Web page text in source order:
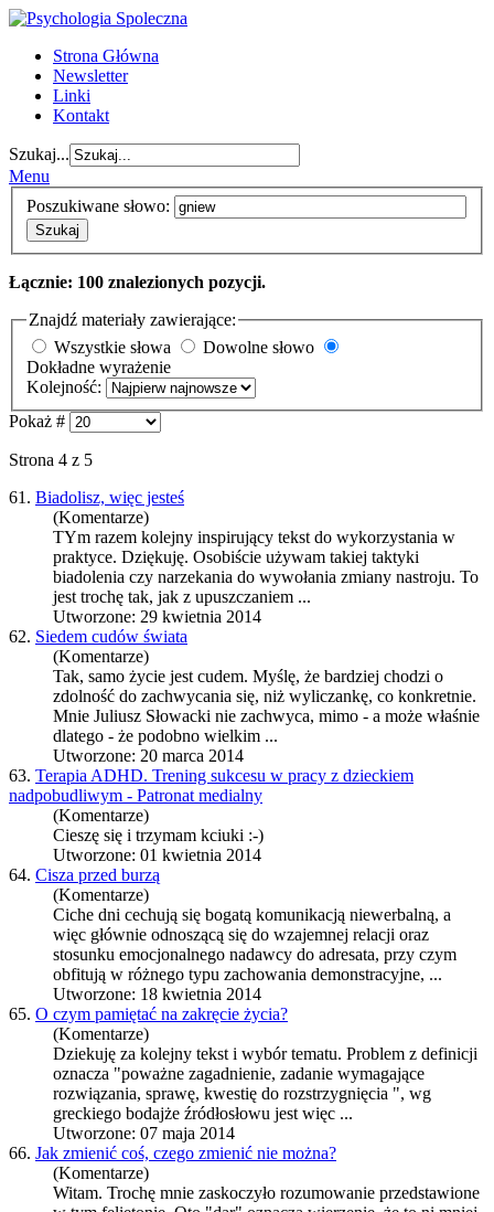
Strona Główna
Newsletter
Linki
Kontakt
Szukaj...
Menu
Poszukiwane słowo:
Szukaj
Łącznie: 100 znalezionych pozycji.
Znajdź materiały zawierające:
Wszystkie słowa
Dowolne słowo
Dokładne wyrażenie
Kolejność:
Pokaż #
Strona 4 z 5
61. Biadolisz, więc jesteś
(Komentarze)
TYm razem kolejny inspirujący tekst do wykorzystania w
praktyce. Dziękuję. Osobiście używam takiej taktyki
biadolenia czy narzekania do wywołania zmiany nastroju. To
jest trochę tak, jak z upuszczaniem ...
Utworzone: 29 kwietnia 2014
62. Siedem cudów świata
(Komentarze)
Tak, samo życie jest cudem. Myślę, że bardziej chodzi o
zdolność do zachwycania się, niż wyliczankę, co konkretnie.
Mnie Juliusz Słowacki nie zachwyca, mimo - a może właśnie
dlatego - że podobno wielkim ...
Utworzone: 20 marca 2014
63. Terapia ADHD. Trening sukcesu w pracy z dzieckiem
nadpobudliwym - Patronat medialny
(Komentarze)
Cieszę się i trzymam kciuki :-)
Utworzone: 01 kwietnia 2014
64. Cisza przed burzą
(Komentarze)
Ciche dni cechują się bogatą komunikacją niewerbalną, a
więc głównie odnoszącą się do wzajemnej relacji oraz
stosunku emocjonalnego nadawcy do adresata, przy czym
obfitują w różnego typu zachowania demonstracyjne, ...
Utworzone: 18 kwietnia 2014
65. O czym pamiętać na zakręcie życia?
(Komentarze)
Dziekuję za kolejny tekst i wybór tematu. Problem z definicji
oznacza "poważne zagadnienie, zadanie wymagające
rozwiązania, sprawę, kwestię do rozstrzygnięcia ", wg
greckiego bodajże źródłosłowu jest więc ...
Utworzone: 07 maja 2014
66. Jak zmienić coś, czego zmienić nie można?
(Komentarze)
Witam. Trochę mnie zaskoczyło rozumowanie przedstawione